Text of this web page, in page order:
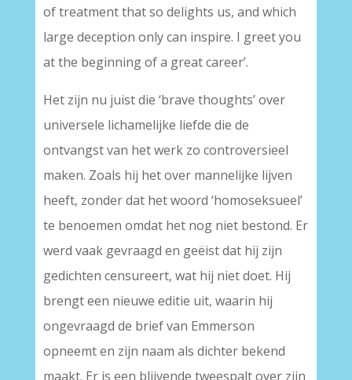
of treatment that so delights us, and which
large deception only can inspire. I greet you
at the beginning of a great career’.
Het zijn nu juist die ‘brave thoughts’ over
universele lichamelijke liefde die de
ontvangst van het werk zo controversieel
maken. Zoals hij het over mannelijke lijven
heeft, zonder dat het woord ‘homoseksueel’
te benoemen omdat het nog niet bestond. Er
werd vaak gevraagd en geëist dat hij zijn
gedichten censureert, wat hij niet doet. Hij
brengt een nieuwe editie uit, waarin hij
ongevraagd de brief van Emmerson
opneemt en zijn naam als dichter bekend
maakt. Er is een blijvende tweespalt over zijn